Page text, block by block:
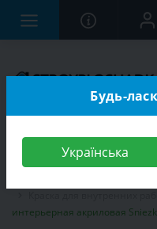
интерьерная акриловая
Будь-
Українська